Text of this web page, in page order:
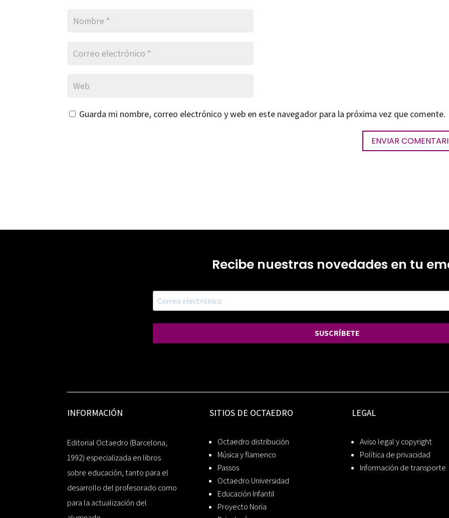
Guarda mi nombre, correo electrónico y web en este navegador para la próxima vez que comente.
Recibe nuestras novedades en tu
SUSCRÍBETE
INFORMACIÓN
Editorial Octaedro (Barcelona,
1992) especializada en libros
sobre educación, tanto para el
desarrollo del profesorado como
para la actualización del
SITIOS DE OCTAEDRO
Octaedro distribución
Música y flamenco
Passos
Octaedro Universidad
Educación Infantil
Proyecto Noria
LEGAL
Aviso legal y copyright
Política de privacidad
Información de transporte